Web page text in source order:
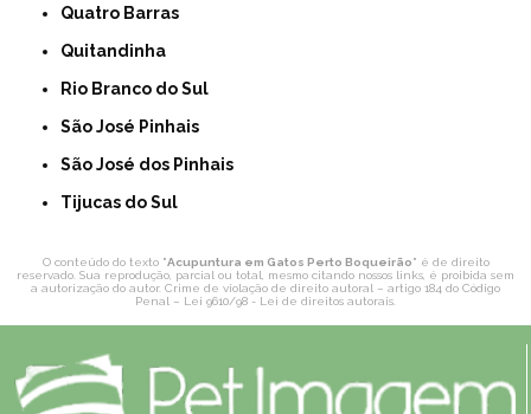
Quatro Barras
Quitandinha
Rio Branco do Sul
São José Pinhais
São José dos Pinhais
Tijucas do Sul
O conteúdo do texto "Acupuntura em Gatos Perto Boqueirão" é de direito
reservado. Sua reprodução, parcial ou total, mesmo citando nossos links, é proibida sem
a autorização do autor. Crime de violação de direito autoral – artigo 184 do Código
Penal – Lei 9610/98 - Lei de direitos autorais